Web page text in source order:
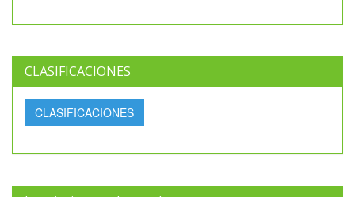
CLASIFICACIONES
CLASIFICACIONES